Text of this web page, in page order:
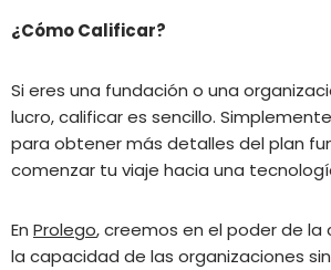
¿Cómo Calificar?
Si eres una fundación o una
lucro, calificar es sencillo.
para obtener más detalles del plan
comenzar tu viaje hacia una
En Prolego, creemos en el poder de la
la capacidad de las organizaciones